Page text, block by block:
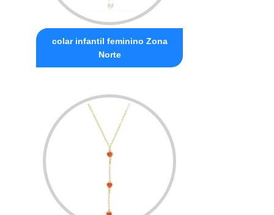
colar infantil feminino Zona
Norte